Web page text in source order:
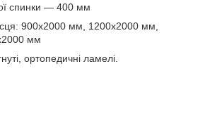
спинки — 400 мм
900х2000 мм, 1200х2000 мм,
мм
ортопедичні ламелі.